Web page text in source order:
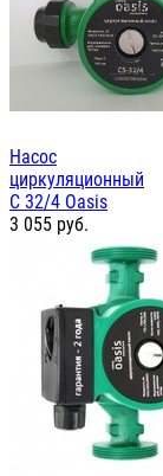
Насос
циркуляционный
С 32/4 Oasis
3 055 руб.